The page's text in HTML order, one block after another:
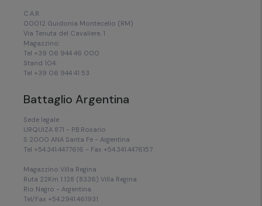
C.A.R.
00012 Guidonia Montecelio (RM)
Via Tenuta del Cavaliere, 1
Magazzino:
Tel +39 06 944 46 000
Stand 104:
Tel +39 06 944 41 53
Battaglio Argentina
Sede legale
URQUIZA 871 - P.B.Rosario
S 2000 ANA Santa Fe - Argentina
Tel +54.341.4477616 - Fax +54.341.4476157
Magazzino Villa Regina
Ruta 22Km 1.128 (8336) Villa Regina
Rio Negro - Argentina
Tel/Fax +54.2941.461931